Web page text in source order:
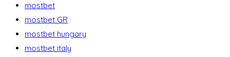
mostbet
mostbet GR
mostbet hungary
mostbet italy